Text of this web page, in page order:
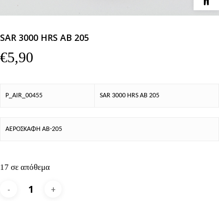
SAR 3000 HRS AB 205
€5,90
P_AIR_00455 SAR 3000 HRS AB 205
ΑΕΡΟΣΚΑΦΗ AB-205
17 σε απόθεμα